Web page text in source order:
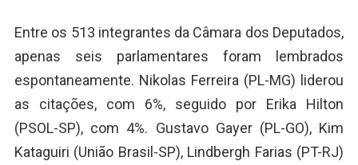
Entre os 513 integrantes da Câmara dos Deputados,
apenas seis parlamentares foram lembrados
espontaneamente. Nikolas Ferreira (PL-MG) liderou
as citações, com 6%, seguido por Erika Hilton
(PSOL-SP), com 4%. Gustavo Gayer (PL-GO), Kim
Kataguiri (União Brasil-SP), Lindbergh Farias (PT-RJ)